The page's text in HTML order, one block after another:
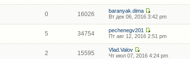
0 16026
baranyak.dima
Вт дек 06, 2016 3:42 pm
5 34754
pechenegv201
Пт авг 12, 2016 2:51 pm
2 15595
Vlad.Valov
Чт июл 07, 2016 4:24 pm